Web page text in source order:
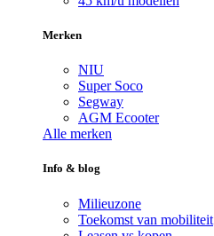
Merken
NIU
Super Soco
Segway
AGM Ecooter
Alle merken
Info & blog
Milieuzone
Toekomst van mobiliteit